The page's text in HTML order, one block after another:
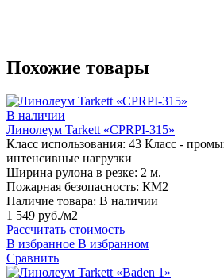
Похожие товары
В наличии
Линолеум Tarkett «CPRPI-315»
Класс использования: 43 Класс -
интенсивные нагрузки
Ширина рулона в резке: 2 м.
Пожарная безопасность: КМ2
Наличие товара: В наличии
1 549 руб./м2
Рассчитать стоимость
В избранное В избранном
Сравнить